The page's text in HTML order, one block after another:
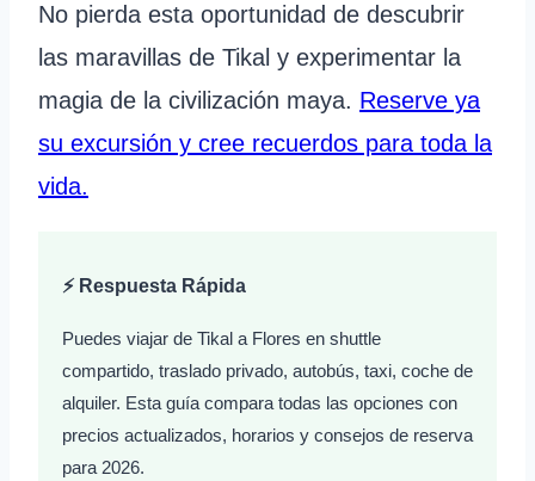
No pierda esta oportunidad de descubrir
las maravillas de Tikal y experimentar la
magia de la civilización maya. Reserve ya
su excursión y cree recuerdos para toda la
vida.
⚡ Respuesta Rápida
Puedes viajar de Tikal a Flores en shuttle
compartido, traslado privado, autobús, taxi, coche de
alquiler. Esta guía compara todas las opciones con
precios actualizados, horarios y consejos de reserva
para 2026.